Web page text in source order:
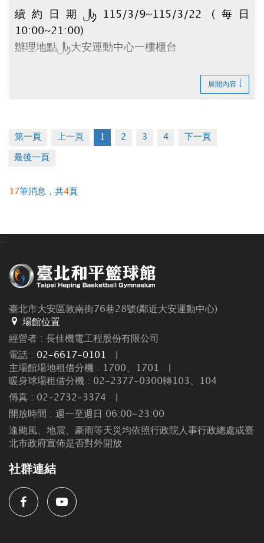
續約日期：115/3/9~115/3/22 (每日
10:00~21:00)
辦理地點：大安運動中心一樓櫃台
3.承租人印章
4.租金(全日$6,500元/月、日間$5,000元/月)
如有剩餘車位將於3/25公告。
展開內容
第一頁 上一頁 1 2 3 4 下一頁
最後一頁
17筆消息，共4 頁
:::
臺北市大安區敦南街76巷28號(鄰近大安運動中心)
場館位置
經營者 : 長佳機電工程股份有限公司
電話 : 02-6617-0101
主場館場地租借分機 : 1700、1701
暖身球場租借分機 : 02-2377-0300轉103、104
傳真 : 02-2732-3374
開放時間 : 週一至週日 06:00~23:00
逢颱風、地震、豪雨等天災均依照行政院人事行政總處或臺
北市政府宣佈是否對外開放
社群連結
FacebookYoutube